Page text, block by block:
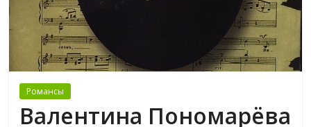
Романсы
Валентина Пономарёва